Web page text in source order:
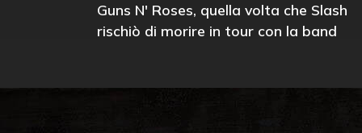
Guns N' Roses, quella volta che Slash
rischiò di morire in tour con la band